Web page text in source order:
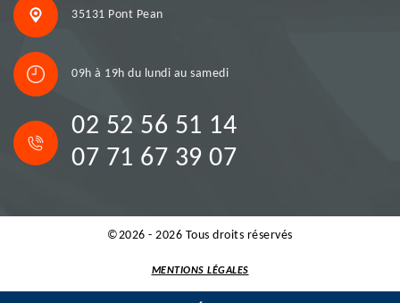
35131 Pont Pean
09h à 19h du lundi au samedi
02 52 56 51 14
07 71 67 39 07
©2026 - 2026 Tous droits réservés
MENTIONS LÉGALES